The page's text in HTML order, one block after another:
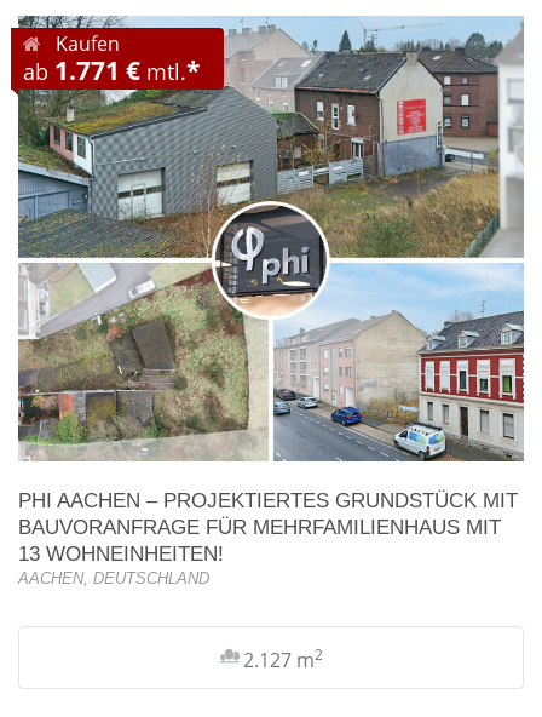
Kaufen
ab 1.771 € mtl.*
PHI AACHEN – PROJEKTIERTES GRUNDSTÜCK MIT
BAUVORANFRAGE FÜR MEHRFAMILIENHAUS MIT
13 WOHNEINHEITEN!
AACHEN, DEUTSCHLAND
2.127 m2